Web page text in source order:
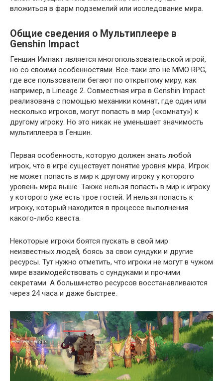
вложиться в фарм подземелий или исследование мира.
Общие сведения о Мультиплеере в
Genshin Impact
Геншин Импакт является многопользовательской игрой,
но со своими особенностями. Всё-таки это не MMO RPG,
где все пользователи бегают по открытому миру, как
например, в Lineage 2. Совместная игра в Genshin Impact
реализована с помощью механики комнат, где один или
несколько игроков, могут попасть в мир («комнату») к
другому игроку. Но это никак не уменьшает значимость
мультиплеера в Геншин.
Первая особенность, которую должен знать любой
игрок, что в игре существует понятие уровня мира. Игрок
не может попасть в мир к другому игроку у которого
уровень мира выше. Также нельзя попасть в мир к игроку
у которого уже есть трое гостей. И нельзя попасть к
игроку, который находится в процессе выполнения
какого-либо квеста.
Некоторые игроки боятся пускать в свой мир
неизвестных людей, боясь за свои сундуки и другие
ресурсы. Тут нужно отметить, что игроки не могут в чужом
мире взаимодействовать с сундуками и прочими
секретами. А большинство ресурсов восстанавливаются
через 24 часа и даже быстрее.